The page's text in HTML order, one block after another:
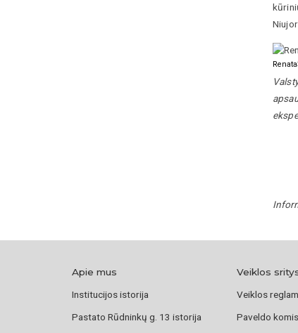
Apie mus
Institucijos istorija
Pastato Rūdninkų g. 13 istorija
Veiklos
Veiklos
Paveldo